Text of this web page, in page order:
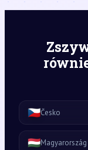
🇨🇿Česko
🇭🇺Magyarország